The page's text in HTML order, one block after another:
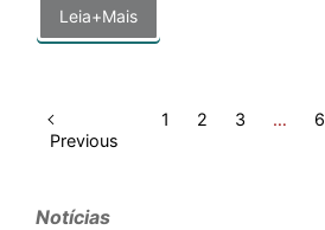
Leia+Mais
Previous
1 2 3 … 6
Notícias